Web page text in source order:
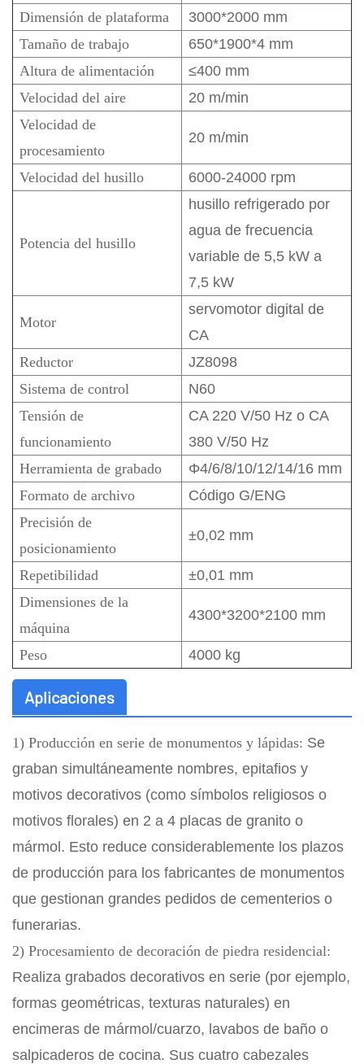
Dimensión de plataforma
3000*2000 mm
Tamaño de trabajo
650*1900*4 mm
Altura de alimentación
≤400 mm
Velocidad del aire
20 m/min
Velocidad de
procesamiento
20 m/min
Velocidad del husillo 6000-24000 rpm
Potencia del husillo
husillo refrigerado por
agua de frecuencia
variable de 5,5 kW a
7,5 kW
Motor
servomotor digital de
CA
Reductor
JZ8098
Sistema de control
N60
Tensión de
funcionamiento
CA 220 V/50 Hz o CA
380 V/50 Hz
Herramienta de grabado
Φ4/6/8/10/12/14/16 mm
Formato de archivo
Código G/ENG
Precisión de
posicionamiento
±0,02 mm
Repetibilidad
±0,01 mm
Dimensiones de la
máquina
4300*3200*2100 mm
Peso 4000 kg
Aplicaciones
1) Producción en serie de monumentos y lápidas: Se
graban simultáneamente nombres, epitafios y
motivos decorativos (como símbolos religiosos o
motivos florales) en 2 a 4 placas de granito o
mármol. Esto reduce considerablemente los plazos
de producción para los fabricantes de monumentos
que gestionan grandes pedidos de cementerios o
funerarias.
2) Procesamiento de decoración de piedra residencial:
Realiza grabados decorativos en serie (por ejemplo,
formas geométricas, texturas naturales) en
encimeras de mármol/cuarzo, lavabos de baño o
salpicaderos de cocina. Sus cuatro cabezales